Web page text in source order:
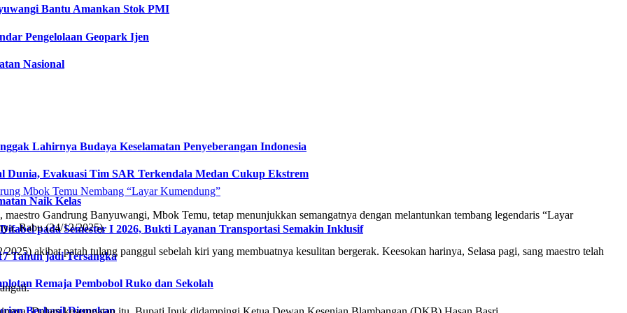
Bantu Amankan Stok PMI
Pengelolaan Geopark Ijen
Nasional
Lahirnya Budaya Keselamatan Penyeberangan Indonesia
Dunia, Evakuasi Tim SAR Terkendala Medan Cukup Ekstrem
Naik Kelas
pada Semester I 2026, Bukti Layanan Transportasi Semakin Inklusif
Tahun jadi Tersangka
Remaja Pembobol Ruko dan Sekolah
Gandrung Banyuwangi, Mbok Temu, tetap menunjukkan semangatnya dengan melantunkan tembang legendaris “Layar
Rabu (24/12/2025).
akibat patah tulang panggul sebelah kiri yang membuatnya kesulitan bergerak. Keesokan harinya, Selasa pagi, sang maestro telah